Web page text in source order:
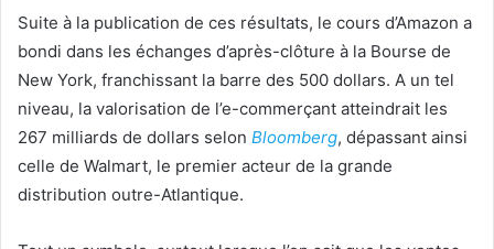
Suite à la publication de ces résultats, le cours d’Amazon a
bondi dans les échanges d’après-clôture à la Bourse de
New York, franchissant la barre des 500 dollars. A un tel
niveau, la valorisation de l’e-commerçant atteindrait les
267 milliards de dollars selon Bloomberg, dépassant ainsi
celle de Walmart, le premier acteur de la grande
distribution outre-Atlantique.